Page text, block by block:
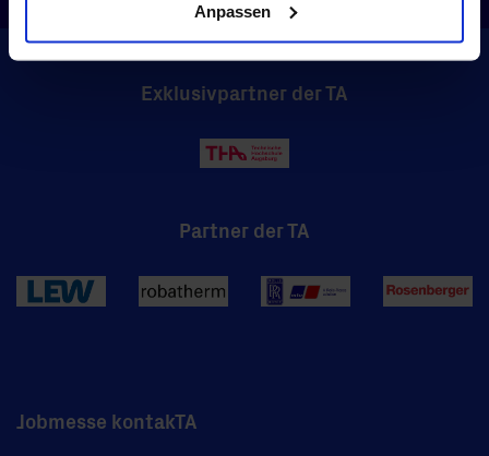
Anpassen
Exklusivpartner der TA
Partner der TA
Jobmesse kontakTA